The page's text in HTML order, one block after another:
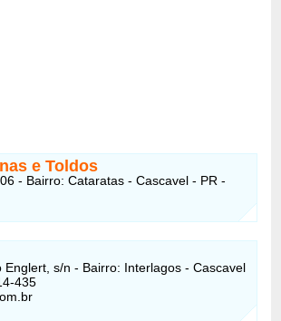
e Toldos
- Bairro: Cataratas - Cascavel - PR -
Englert, s/n - Bairro: Interlagos - Cascavel
435